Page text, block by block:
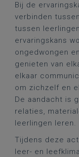
Bij de
verbinden
tussen
ervaringskans
ongedwongen
genieten van
elkaar
om zichzelf en
De aandacht is
relaties,
leerlingen leren.
Tijdens deze
leer- en